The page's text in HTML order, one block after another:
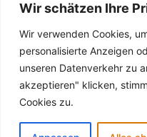
Wir schätzen Ihre
Wir verwenden Cookies,
personalisierte Anzeigen
unseren Datenverkehr zu
akzeptieren" klicken,
Cookies zu.
Impressum
Datenschutz